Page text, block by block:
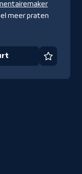
meer praten